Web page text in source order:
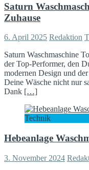
Saturn
Zuhause
6. April 2025 Redaktion
Saturn Waschmaschine
der Top-Performer, den
modernen Design und
Deine Wäsche nicht nur
Dank […]
Technik
Hebeanlage
3. November 2024